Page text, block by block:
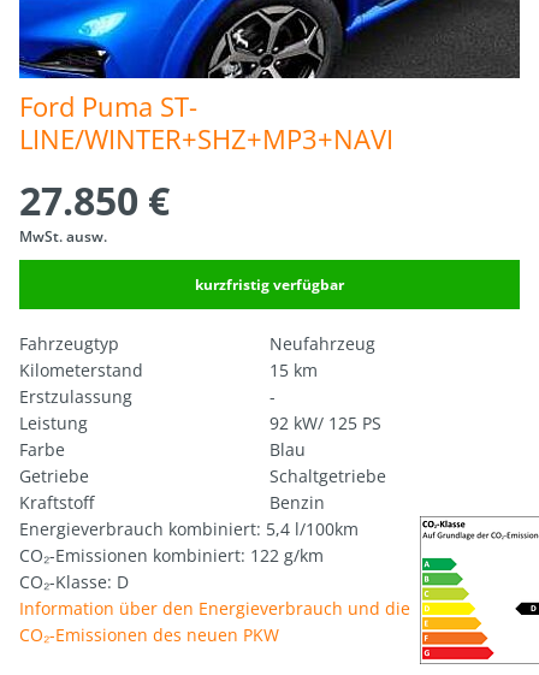
Ford Puma ST-
LINE/WINTER+SHZ+MP3+NAVI
27.850 €
MwSt. ausw.
kurzfristig verfügbar
Fahrzeugtyp
Neufahrzeug
Kilometerstand
15 km
Erstzulassung
-
Leistung
92 kW/ 125 PS
Farbe
Blau
Getriebe
Schaltgetriebe
Kraftstoff
Benzin
Energieverbrauch kombiniert: 5,4 l/100km
CO₂-Emissionen kombiniert: 122 g/km
CO₂-Klasse: D
Information über den Energieverbrauch und die
CO₂-Emissionen des neuen PKW